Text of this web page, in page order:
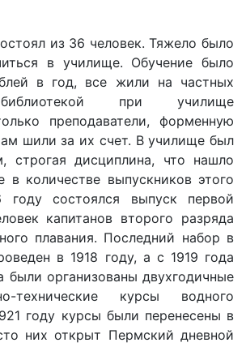
из 36 человек. Тяжело было
в училище. Обучение было
в год, все жили на частных
при училище
преподаватели, форменную
шили за их счет. В училище был
строгая дисциплина, что нашло
в количестве выпускников этого
году состоялся выпуск первой
капитанов второго разряда
плавания. Последний набор в
в 1918 году, а с 1919 года
были организованы двухгодичные
технические курсы водного
году курсы были перенесены в
них открыт Пермский дневной